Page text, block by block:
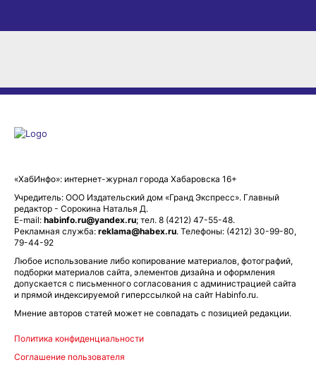
«ХабИнфо»: интернет-журнал города Хабаровска 16+
Учредитель: ООО Издательский дом «Гранд Экспресс». Главный
редактор - Сорокина Наталья Д.
E-mail: habinfo.ru@yandex.ru; тел. 8 (4212) 47-55-48.
Рекламная служба: reklama@habex.ru. Телефоны: (4212) 30-99-80,
79-44-92
Любое использование либо копирование материалов, фотографий,
подборки материалов сайта, элементов дизайна и оформления
допускается с письменного согласования с администрацией сайта
и прямой индексируемой гиперссылкой на сайт Habinfo.ru.
Мнение авторов статей может не совпадать с позицией редакции.
Политика конфиденциальности
Соглашение пользователя